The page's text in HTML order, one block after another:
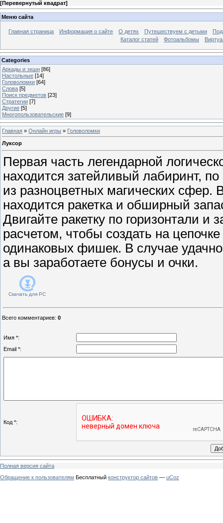
[Перевернутый квадрат]
Меню сайта
Главная страница Информация о сайте О детях Путешествуем с детьми
Каталог статей
Фотоальбомы
Categories
Аркады и экшн [86]
Настольные [14]
Головоломки [64]
Слова [5]
Поиск предметов [23]
Стратегии [7]
Другие [5]
Многопользовательские [9]
Главная » Онлайн игры » Головоломки
Луксор
Первая часть легендарной
находится затейливый лабиринт,
из разноцветных магических
находится ракетка и обширный
Двигайте ракетку по горизонтали и
расчетом, чтобы создать на
одинаковых фишек. В случае
а вы заработаете бонусы и очки.
Скачать для PC
Всего комментариев: 0
Имя *:
Email *:
Код *:
Полная версия сайта
Обращение к пользователям Бесплатный конструктор сайтов — uCoz